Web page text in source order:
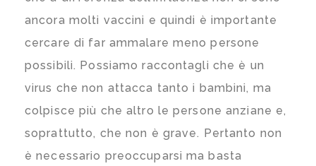
ancora molti vaccini e quindi è importante
cercare di far ammalare meno persone
possibili. Possiamo raccontagli che è un
virus che non attacca tanto i bambini, ma
colpisce più che altro le persone anziane e,
soprattutto, che non è grave. Pertanto non
è necessario preoccuparsi ma basta